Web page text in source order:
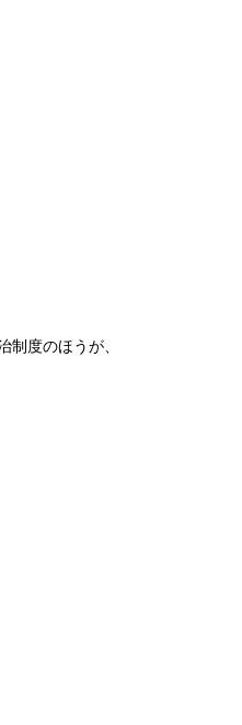
度のほうが、